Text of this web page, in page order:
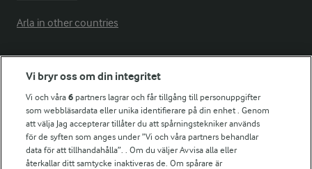
Arla in other countries
Fler Arlasajter
För ägare
Arlas kundportal
Arla.com
Falbygdens Ost
Vi bryr oss om din integritet
Vi och våra6 partners lagrar och får tillgång till personuppgifter
som webbläsardata eller unika identifierare på din enhet . Genom
att välja Jag accepterar tillåter du att spårningstekniker används
för de syften som anges under ”Vi och våra partners behandlar
data för att tillhandahålla”. . Om du väljer Avvisa alla eller
återkallar ditt samtycke inaktiveras de. Om spårare är